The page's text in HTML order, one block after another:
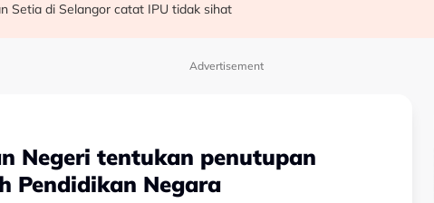
tumbang - MBPP
KDM hadapi PRU16 - Shafie
Setia di Selangor catat IPU tidak sihat
Advertisement
Negeri tentukan penutupan
Pendidikan Negara